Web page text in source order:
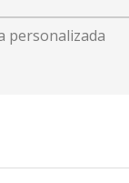
personalizada